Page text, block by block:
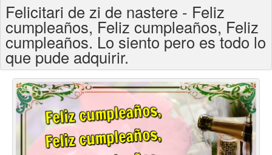
Felicitari varsta
Felicitari zilele anului
Felicitari zile saptamana
Felicitari muzicale
Felicitari muzicale personalizate
Felicitari de zi de nastere - Feliz
cumpleaños, Feliz cumpleaños, Feliz
cumpleaños. Lo siento pero es todo lo
que pude adquirir.